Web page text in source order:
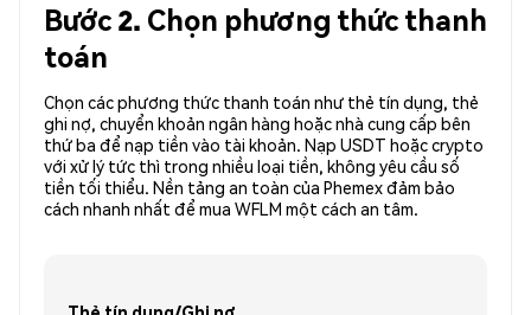
Bước 2. Chọn phương thức thanh
toán
Chọn các phương thức thanh toán như thẻ tín dụng, thẻ
ghi nợ, chuyển khoản ngân hàng hoặc nhà cung cấp bên
thứ ba để nạp tiền vào tài khoản. Nạp USDT hoặc crypto
với xử lý tức thì trong nhiều loại tiền, không yêu cầu số
tiền tối thiểu. Nền tảng an toàn của Phemex đảm bảo
cách nhanh nhất để mua WFLM một cách an tâm.